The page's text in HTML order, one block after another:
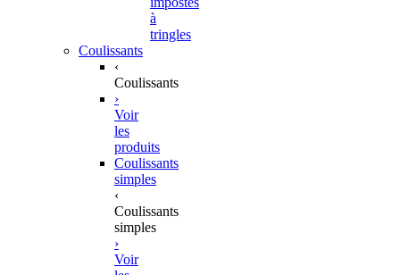
à
tringles
Coulissants
‹
Coulissants
›
Voir
les
produits
Coulissants
simples
‹
Coulissants
simples
›
Voir